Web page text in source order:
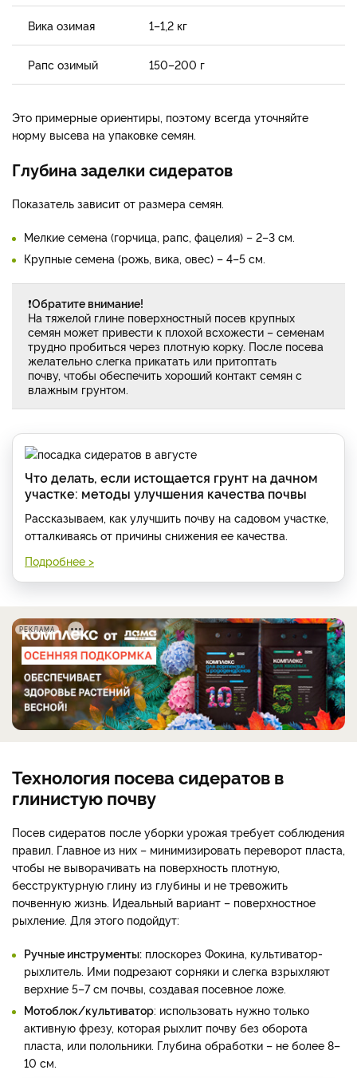
Вика озимая 1–1,2 кг
Рапс озимый 150–200 г
Это примерные ориентиры, поэтому всегда уточняйте
норму высева на упаковке семян.
Глубина заделки сидератов
Показатель зависит от размера семян.
Мелкие семена (горчица, рапс, фацелия) – 2–3 см.
Крупные семена (рожь, вика, овес) – 4–5 см.
❗Обратите внимание!
На тяжелой глине поверхностный посев крупных
семян может привести к плохой всхожести – семенам
трудно пробиться через плотную корку. После посева
желательно слегка прикатать или притоптать
почву, чтобы обеспечить хороший контакт семян с
влажным грунтом.
Что делать, если истощается грунт на дачном
участке: методы улучшения качества почвы
Рассказываем, как улучшить почву на садовом участке,
отталкиваясь от причины снижения ее качества.
Подробнее >
РЕКЛАМА
Технология посева сидератов в
глинистую почву
Посев сидератов после уборки урожая требует соблюдения
правил. Главное из них – минимизировать переворот пласта,
чтобы не выворачивать на поверхность плотную,
бесструктурную глину из глубины и не тревожить
почвенную жизнь. Идеальный вариант – поверхностное
рыхление. Для этого подойдут:
Ручные инструменты: плоскорез Фокина, культиватор-
рыхлитель. Ими подрезают сорняки и слегка взрыхляют
верхние 5–7 см почвы, создавая посевное ложе.
Мотоблок/культиватор: использовать нужно только
активную фрезу, которая рыхлит почву без оборота
пласта, или полольники. Глубина обработки – не более 8–
10 см.